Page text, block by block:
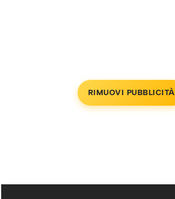
RIMUOVI PUBBLICITÀ